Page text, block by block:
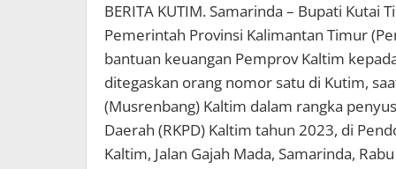
BERITA KUTIM. Samarinda – Bupati
Pemerintah Provinsi Kalimantan Timur
bantuan keuangan Pemprov Kaltim
ditegaskan orang nomor satu di Kutim,
(Musrenbang) Kaltim dalam rangka
Daerah (RKPD) Kaltim tahun 2023, di
Kaltim, Jalan Gajah Mada, Samarinda,